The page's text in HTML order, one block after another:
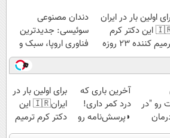
اولین بار در ایران
🇮🇷 این دکتر کرم
ترمیم کننده 23 روزه
دندان مصنوعی
سوئیسی: جدیدترین
فناوری اروپا، سبک و
مقاوم | پرداخت
رو "در
+
آخرین باری که
درد کمر داری!
◗پرسش‌نامه رو
پر کن◖
برای اولین بار در
ایران🇮🇷 این
دکتر کرم ترمیم
کننده 23 روزه